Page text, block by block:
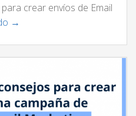
crear envíos de Email
→